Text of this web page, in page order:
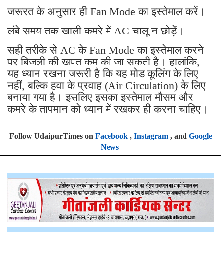
जरूरत के अनुसार ही Fan Mode का इस्तेमाल करें।
लंबे समय तक खाली कमरे में AC चालू न छोड़ें।
सही तरीके से AC के Fan Mode का इस्तेमाल करने
पर बिजली की खपत कम की जा सकती है। हालांकि,
यह ध्यान रखना जरूरी है कि यह मोड कूलिंग के लिए
नहीं, बल्कि हवा के प्रवाह (Air Circulation) के लिए
बनाया गया है। इसलिए इसका इस्तेमाल मौसम और
कमरे के तापमान को ध्यान में रखकर ही करना चाहिए।
Follow UdaipurTimes on Facebook, Instagram, and Google
News